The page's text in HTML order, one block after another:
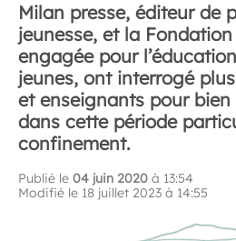
Milan presse, éditeur de
jeunesse, et la
engagée pour
jeunes, ont interrogé
et enseignants pour
dans cette période
confinement.
Publié le 04 juin 2020 à 13:54
Modifié le 18 juillet 2023 à 14:55